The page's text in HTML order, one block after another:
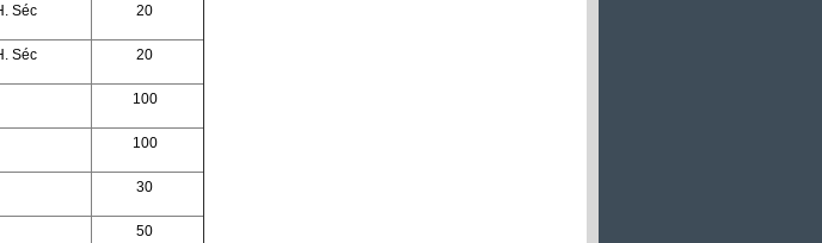
Séc 20
Séc 20
100
100
30
50